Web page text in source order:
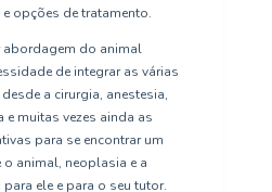
opções de tratamento.
abordagem do animal
de integrar as várias
a cirurgia, anestesia,
e muitas vezes ainda as
para se encontrar um
o animal, neoplasia e a
ele e para o seu tutor.